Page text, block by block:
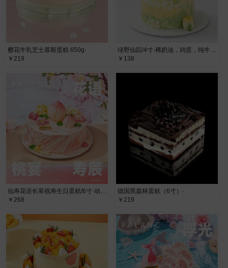
樱花牛乳芝士慕斯蛋糕 650g·
￥219
￥138
￥268
德国黑森林蛋糕（6寸）·
￥219